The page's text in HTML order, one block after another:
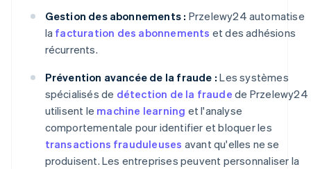
Gestion des abonnements : Przelewy24 automatise
la facturation des abonnements et des adhésions
récurrents.
Prévention avancée de la fraude : Les systèmes
spécialisés de détection de la fraude de Przelewy24
utilisent le machine learning et l'analyse
comportementale pour identifier et bloquer les
transactions frauduleuses avant qu'elles ne se
produisent. Les entreprises peuvent personnaliser la